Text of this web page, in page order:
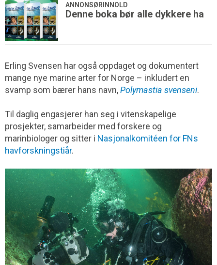
ANNONSØRINNOLD
Denne boka bør alle dykkere ha
Erling Svensen har også oppdaget og dokumentert
mange nye marine arter for Norge – inkludert en
svamp som bærer hans navn,Polymastia svenseni.
Til daglig engasjerer han seg i vitenskapelige
prosjekter, samarbeider med forskere og
marinbiologer og sitter i Nasjonalkomitéen for FNs
havforskningstiår.